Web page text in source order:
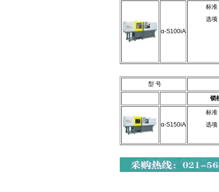
α-S100iA
标准
选项
型 号
锁
α-S150iA
标准
选项